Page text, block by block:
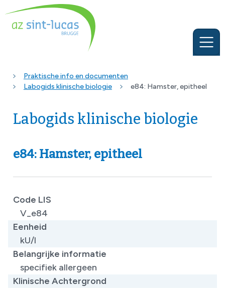
Praktische info en documenten
Labogids klinische biologie
e84: Hamster, epitheel
Labogids klinische biologie
e84: Hamster, epitheel
Code LIS
V_e84
Eenheid
kU/l
Belangrijke informatie
specifiek allergeen
Klinische Achtergrond